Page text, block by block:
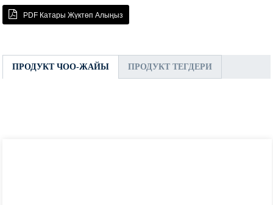
PDF Катары Жүктөп Алыңыз
ПРОДУКТ ЧОО-ЖАЙЫ ПРОДУКТ ТЕГДЕРИ